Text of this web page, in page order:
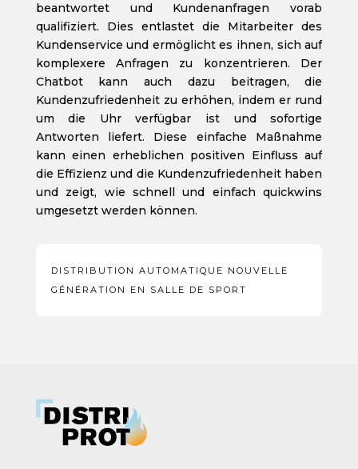
beantwortet und Kundenanfragen vorab
qualifiziert. Dies entlastet die Mitarbeiter des
Kundenservice und ermöglicht es ihnen, sich auf
komplexere Anfragen zu konzentrieren. Der
Chatbot kann auch dazu beitragen, die
Kundenzufriedenheit zu erhöhen, indem er rund
um die Uhr verfügbar ist und sofortige
Antworten liefert. Diese einfache Maßnahme
kann einen erheblichen positiven Einfluss auf
die Effizienz und die Kundenzufriedenheit haben
und zeigt, wie schnell und einfach quickwins
umgesetzt werden können.
DISTRIBUTION AUTOMATIQUE NOUVELLE
GÉNÉRATION EN SALLE DE SPORT